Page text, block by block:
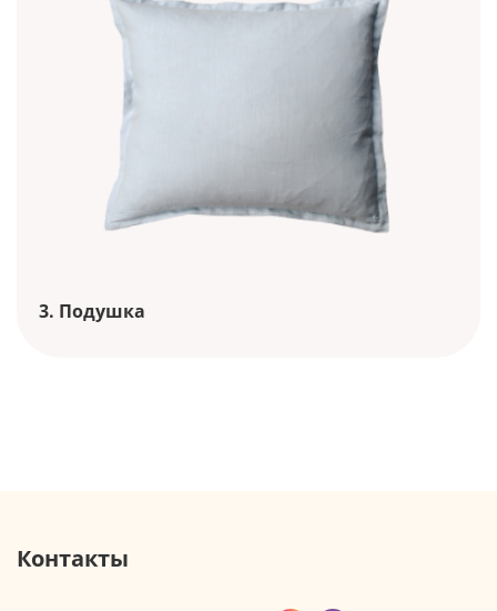
3. Подушка
Контакты